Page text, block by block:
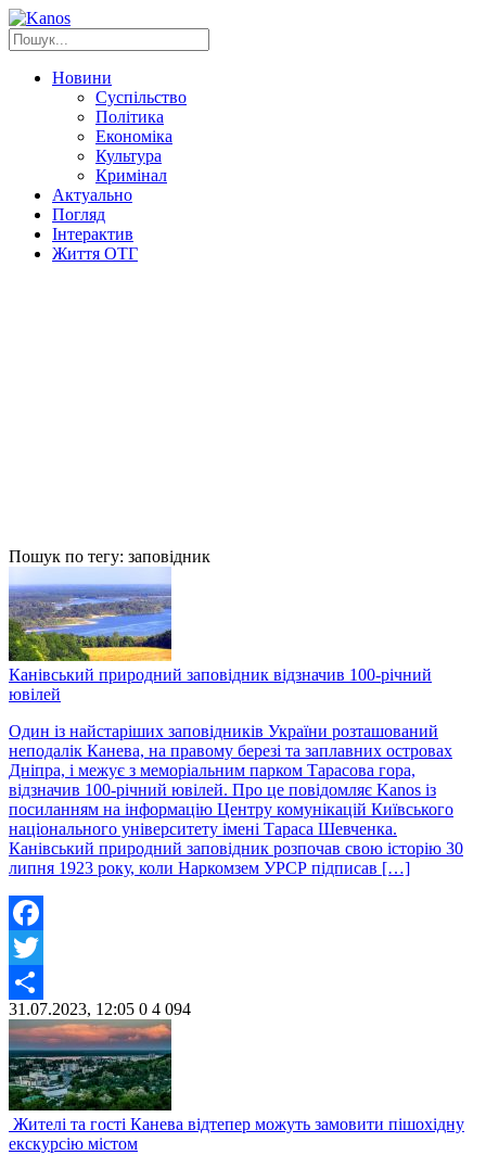
Новини
Суспільство
Політика
Економіка
Культура
Кримінал
Актуально
Погляд
Інтерактив
Життя ОТГ
Пошук по тегу: заповідник
Канівський природний заповідник відзначив 100-річний
ювілей
Один із найстаріших заповідників України розташований
неподалік Канева, на правому березі та заплавних островах
Дніпра, і межує з меморіальним парком Тарасова гора,
відзначив 100-річний ювілей. Про це повідомляє Kanos із
посиланням на інформацію Центру комунікацій Київського
національного університету імені Тараса Шевченка.
Канівський природний заповідник розпочав свою історію 30
липня 1923 року, коли Наркомзем УРСР підписав […]
Facebook
Twitter
Share
31.07.2023, 12:05 0 4 094
Жителі та гості Канева відтепер можуть замовити пішохідну
екскурсію містом